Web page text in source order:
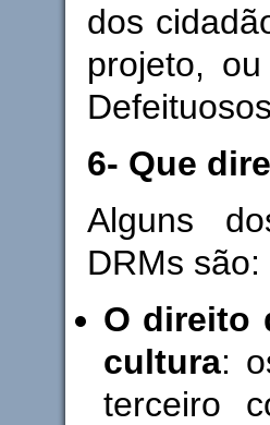
dos
projeto,
6- Que
Alguns
DRMs são:
O direito
cultura:
terceiro